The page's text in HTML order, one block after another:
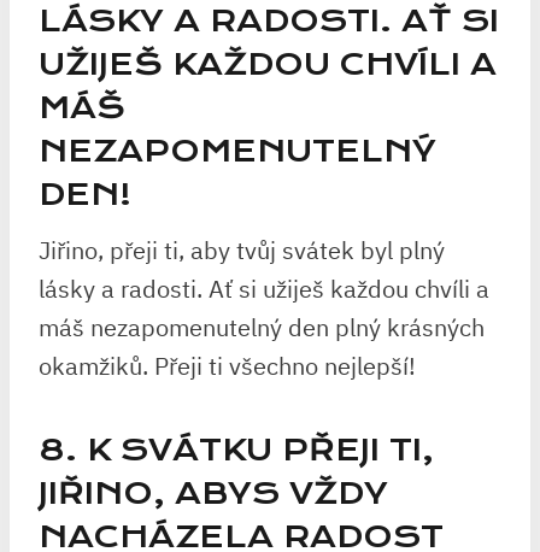
LÁSKY A RADOSTI. AŤ SI
UŽIJEŠ KAŽDOU CHVÍLI A
MÁŠ
NEZAPOMENUTELNÝ
DEN!
Jiřino, přeji ti, aby tvůj svátek byl plný
lásky a radosti. Ať si užiješ každou chvíli a
máš nezapomenutelný den plný krásných
okamžiků. Přeji ti všechno nejlepší!
8. K SVÁTKU PŘEJI TI,
JIŘINO, ABYS VŽDY
NACHÁZELA RADOST